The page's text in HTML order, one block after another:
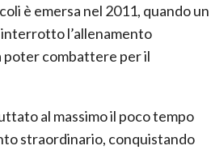
è emersa nel 2011, quando un
l’allenamento
poter combattere per il
al massimo il poco tempo
straordinario, conquistando